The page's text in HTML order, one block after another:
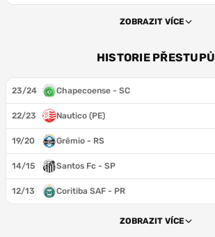
ZOBRAZIT VÍCE
HISTORIE PŘESTUPŮ
23/24 Chapecoense - SC
22/23 Nautico (PE)
19/20 Grêmio - RS
14/15 Santos Fc - SP
12/13 Coritiba SAF - PR
ZOBRAZIT VÍCE